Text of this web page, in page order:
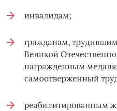
инвалидам;
гражданам,
Великой
награжденным
самоотверженный
реабилитированным